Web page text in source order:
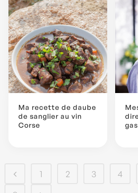
Ma recette de daube
de sanglier au vin
Corse
1 2 3 4